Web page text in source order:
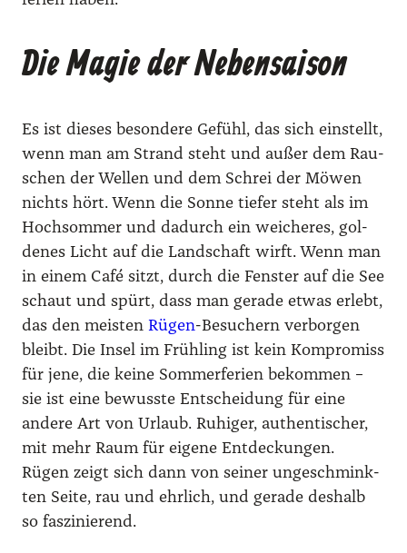
Die Magie der Nebensaison
Es ist die­ses beson­de­re Gefühl, das sich ein­stellt,
wenn man am Strand steht und außer dem Rau­
schen der Wel­len und dem Schrei der Möwen
nichts hört. Wenn die Son­ne tie­fer steht als im
Hoch­som­mer und dadurch ein wei­che­res, gol­
de­nes Licht auf die Land­schaft wirft. Wenn man
in einem Café sitzt, durch die Fens­ter auf die See
schaut und spürt, dass man gera­de etwas erlebt,
das den meis­ten Rügen-Besu­chern ver­bor­gen
bleibt. Die Insel im Früh­ling ist kein Kom­pro­miss
für jene, die kei­ne Som­mer­fe­ri­en bekom­men –
sie ist eine bewuss­te Ent­schei­dung für eine
ande­re Art von Urlaub. Ruhi­ger, authen­ti­scher,
mit mehr Raum für eige­ne Ent­de­ckun­gen.
Rügen zeigt sich dann von sei­ner unge­schmink­
ten Sei­te, rau und ehr­lich, und gera­de des­halb
so fas­zi­nie­rend.